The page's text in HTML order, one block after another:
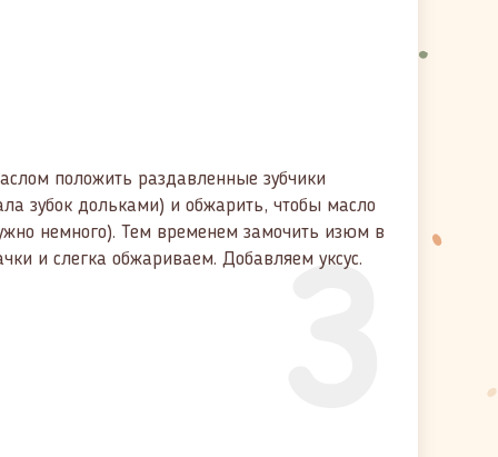
3
положить раздавленные зубчики
зубок дольками) и обжарить, чтобы масло
немного). Тем временем замочить изюм в
и слегка обжариваем. Добавляем уксус.